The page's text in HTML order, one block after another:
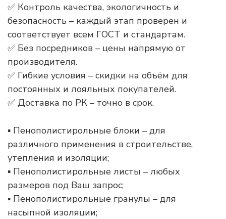
✅ Контроль качества, экологичность и
безопасность – каждый этап проверен и
соответствует всем ГОСТ и стандартам.
✅ Без посредников – цены напрямую от
производителя.
✅ Гибкие условия – скидки на объём для
постоянных и лояльных покупателей.
✅ Доставка по РК – точно в срок.
▪ Пенополистирольные блоки – для
различного применения в строительстве,
утепления и изоляции;
▪ Пенополистирольные листы – любых
размеров под Ваш запрос;
▪ Пенополистирольные гранулы – для
насыпной изоляции;